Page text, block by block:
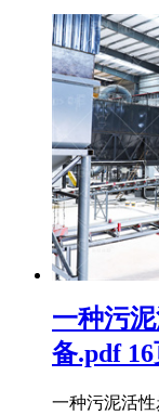
一种污
备.pdf
一种污泥活